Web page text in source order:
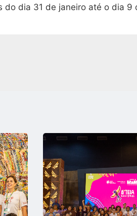
do dia 31 de janeiro até o dia 9